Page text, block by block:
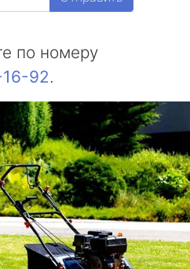
по номеру
92.